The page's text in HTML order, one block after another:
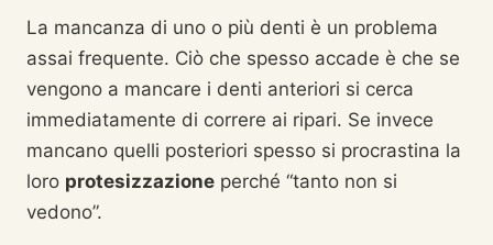
La mancanza di uno o più denti è un problema
assai frequente. Ciò che spesso accade è che se
vengono a mancare i denti anteriori si cerca
immediatamente di correre ai ripari. Se invece
mancano quelli posteriori spesso si procrastina la
loro protesizzazione perché “tanto non si
vedono”.